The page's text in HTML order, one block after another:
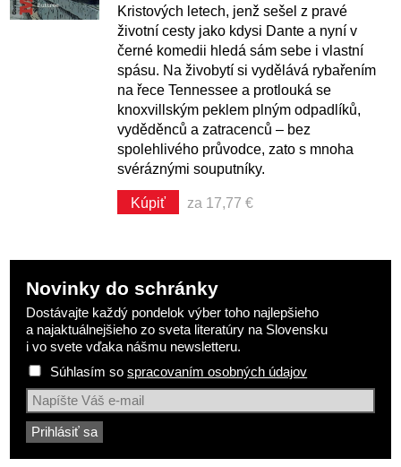
Kristových letech, jenž sešel z pravé
životní cesty jako kdysi Dante a nyní v
černé komedii hledá sám sebe i vlastní
spásu. Na živobytí si vydělává rybařením
na řece Tennessee a protlouká se
knoxvillským peklem plným odpadlíků,
vyděděnců a zatracenců – bez
spolehlivého průvodce, zato s mnoha
svéráznými souputníky.
Kúpiť za 17,77 €
Novinky do schránky
Dostávajte každý pondelok výber toho najlepšieho
a najaktuálnejšieho zo sveta literatúry na Slovensku
i vo svete vďaka nášmu newsletteru.
Súhlasím sospracovaním osobných údajov